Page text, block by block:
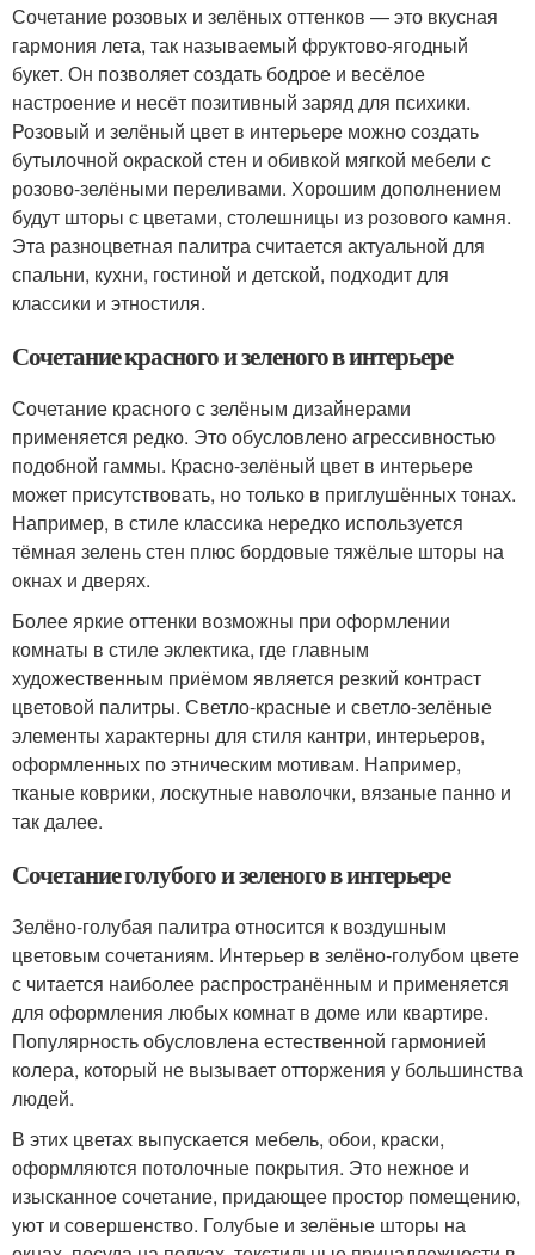
Сочетание розовых и зелёных оттенков — это вкусная
гармония лета, так называемый фруктово-ягодный
букет. Он позволяет создать бодрое и весёлое
настроение и несёт позитивный заряд для психики.
Розовый и зелёный цвет в интерьере можно создать
бутылочной окраской стен и обивкой мягкой мебели с
розово-зелёными переливами. Хорошим дополнением
будут шторы с цветами, столешницы из розового камня.
Эта разноцветная палитра считается актуальной для
спальни, кухни, гостиной и детской, подходит для
классики и этностиля.
Сочетание красного и зеленого в интерьере
Сочетание красного с зелёным дизайнерами
применяется редко. Это обусловлено агрессивностью
подобной гаммы. Красно-зелёный цвет в интерьере
может присутствовать, но только в приглушённых тонах.
Например, в стиле классика нередко используется
тёмная зелень стен плюс бордовые тяжёлые шторы на
окнах и дверях.
Более яркие оттенки возможны при оформлении
комнаты в стиле эклектика, где главным
художественным приёмом является резкий контраст
цветовой палитры. Светло-красные и светло-зелёные
элементы характерны для стиля кантри, интерьеров,
оформленных по этническим мотивам. Например,
тканые коврики, лоскутные наволочки, вязаные панно и
так далее.
Сочетание голубого и зеленого в интерьере
Зелёно-голубая палитра относится к воздушным
цветовым сочетаниям. Интерьер в зелёно-голубом цвете
с читается наиболее распространённым и применяется
для оформления любых комнат в доме или квартире.
Популярность обусловлена естественной гармонией
колера, который не вызывает отторжения у большинства
людей.
В этих цветах выпускается мебель, обои, краски,
оформляются потолочные покрытия. Это нежное и
изысканное сочетание, придающее простор помещению,
уют и совершенство. Голубые и зелёные шторы на